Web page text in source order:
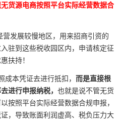
货源电商按照平台实际经营数据合
发展较慢地区，用来招商引资的
驻到这些税收园区内，申请核定征
扶持！
成本凭证去进行抵扣， 而是直接根
进行申报纳税， 也就是说不管无货
按照平台实际经营数据合规申报，
，导致账面利润虚高、税负压力大